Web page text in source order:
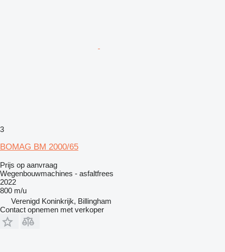
3
BOMAG BM 2000/65
Prijs op aanvraag
Wegenbouwmachines - asfaltfrees
2022
800 m/u
Verenigd Koninkrijk, Billingham
Contact opnemen met verkoper